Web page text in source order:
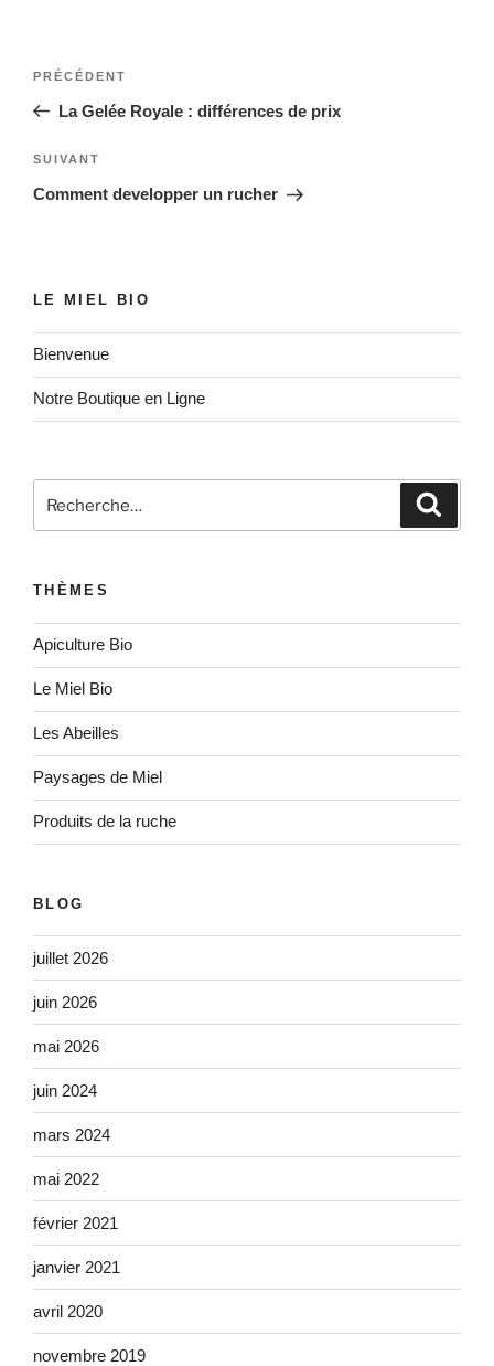
Navigation
Article
précédent
PRÉCÉDENT
La Gelée Royale : différences de prix
Article
suivant
SUIVANT
Comment developper un rucher
LE MIEL BIO
Bienvenue
Notre Boutique en Ligne
pour
THÈMES
Apiculture Bio
Le Miel Bio
Les Abeilles
Paysages de Miel
Produits de la ruche
BLOG
juillet 2026
juin 2026
mai 2026
juin 2024
mars 2024
mai 2022
février 2021
janvier 2021
avril 2020
novembre 2019